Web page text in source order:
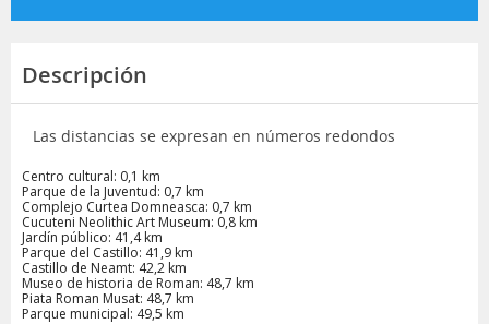
Descripción
Las distancias se expresan en números redondos
Centro cultural: 0,1 km
Parque de la Juventud: 0,7 km
Complejo Curtea Domneasca: 0,7 km
Cucuteni Neolithic Art Museum: 0,8 km
Jardín público: 41,4 km
Parque del Castillo: 41,9 km
Castillo de Neamt: 42,2 km
Museo de historia de Roman: 48,7 km
Piata Roman Musat: 48,7 km
Parque municipal: 49,5 km